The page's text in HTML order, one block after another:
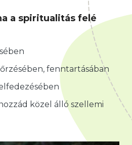
a spiritualitás felé
fenntartásában
közel álló szellemi